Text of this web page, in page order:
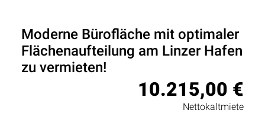
Moderne Bürofläche mit optimaler
Flächenaufteilung am Linzer Hafen
zu vermieten!
10.215,00 €
Nettokaltmiete